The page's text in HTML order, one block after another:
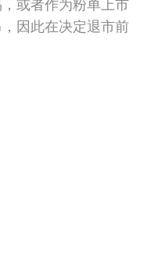
或者作为粉单上市
因此在决定退市前